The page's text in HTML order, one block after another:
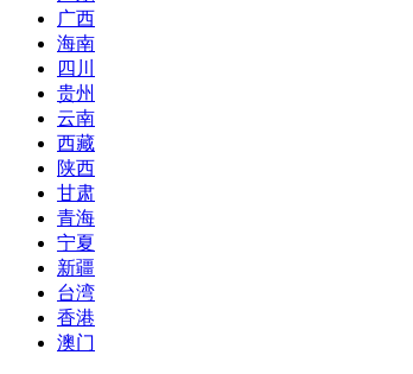
广西
海南
四川
贵州
云南
西藏
陕西
甘肃
青海
宁夏
新疆
台湾
香港
澳门